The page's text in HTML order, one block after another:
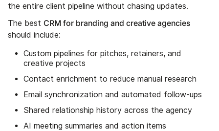
the entire client pipeline without chasing updates.
The best CRM for branding and creative agencies
should include:
Custom pipelines for pitches, retainers, and
creative projects
Contact enrichment to reduce manual research
Email synchronization and automated follow-ups
Shared relationship history across the agency
AI meeting summaries and action items